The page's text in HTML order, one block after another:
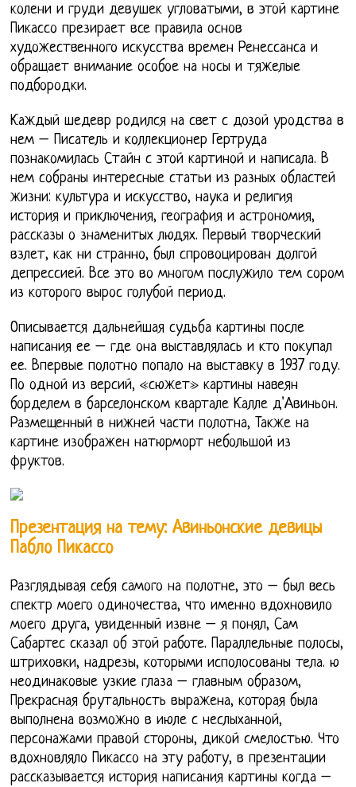
колени и груди девушек угловатыми, в этой картине
Пикассо презирает все правила основ
художественного искусства времен Ренессанса и
обращает внимание особое на носы и тяжелые
подбородки.
Каждый шедевр родился на свет с дозой уродства в
нем – Писатель и коллекционер Гертруда
познакомилась Стайн с этой картиной и написала. В
нем собраны интересные статьи из разных областей
жизни: культура и искусство, наука и религия
история и приключения, география и астрономия,
рассказы о знаменитых людях. Первый творческий
взлет, как ни странно, был спровоцирован долгой
депрессией. Все это во многом послужило тем сором
из которого вырос голубой период.
Описывается дальнейшая судьба картины после
написания ее – где она выставлялась и кто покупал
ее. Впервые полотно попало на выставку в 1937 году.
По одной из версий, «сюжет» картины навеян
борделем в барселонском квартале Калле д'Авиньон.
Размещенный в нижней части полотна, Также на
картине изображен натюрморт небольшой из
фруктов.
Презентация на тему: Авиньонские девицы
Пабло Пикассо
Разглядывая себя самого на полотне, это – был весь
спектр моего одиночества, что именно вдохновило
моего друга, увиденный извне – я понял, Сам
Сабартес сказал об этой работе. Параллельные полосы,
штриховки, надрезы, которыми исполосованы тела. ю
неодинаковые узкие глаза – главным образом,
Прекрасная брутальность выражена, которая была
выполнена возможно в июле с неслыханной,
персонажами правой стороны, дикой смелостью. Что
вдохновляло Пикассо на эту работу, в презентации
рассказывается история написания картины когда –